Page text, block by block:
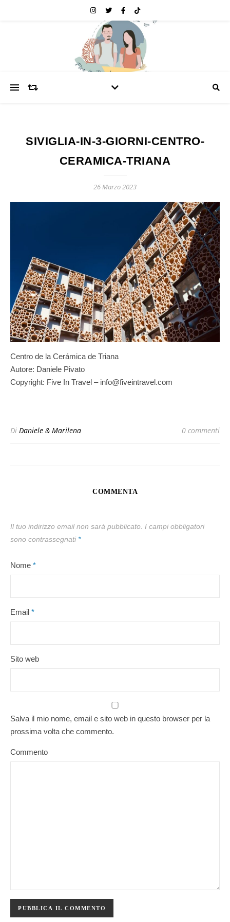
SIVIGLIA-IN-3-GIORNI-CENTRO-
CERAMICA-TRIANA
26 Marzo 2023
Centro de la Cerámica de Triana
Autore: Daniele Pivato
Copyright: Five In Travel – info@fiveintravel.com
Di Daniele & Marilena 0 commenti
COMMENTA
Il tuo indirizzo email non sarà pubblicato. I campi obbligatori
sono contrassegnati *
Nome *
Email *
Sito web
Salva il mio nome, email e sito web in questo browser per la
prossima volta che commento.
Commento